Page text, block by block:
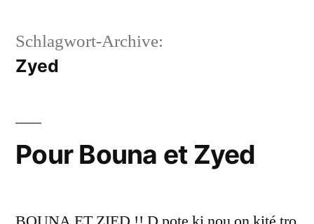
Schlagwort-Archive:
Zyed
Pour Bouna et Zyed